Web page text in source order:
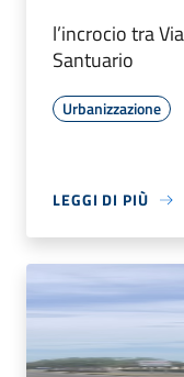
l’incrocio tra
Santuario
Urbanizzazione
LEGGI DI PIÙ